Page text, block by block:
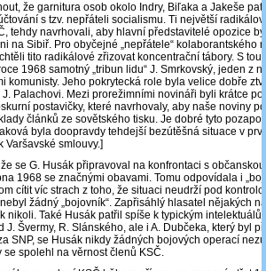
že garnitura osob okolo Indry, Biľaka a Jakeše
s tzv. nepřáteli socialismu. Ti největší
tehdy navrhovali, aby hlavní představitelé opozice
na Sibiř. Pro obyčejné „nepřátele“ kolaborantského
tito radikálové zřizovat koncentrační tábory. S
1968 samotný „tribun lidu“ J. Smrkovský, jeden z
komunisty. Jeho pokrytecká role byla velice dobře
Palachovi. Mezi prorežimními novináři byli krátce
postavičky, které navrhovaly, aby naše noviny
článků ze sovětského tisku. Je dobré tyto
byla doopravdy tehdejší bezútěšná situace v
Varšavské smlouvy.]
se G. Husák připravoval na konfrontaci s
1968 se značnými obavami. Tomu odpovídala i
cítit víc strach z toho, že situaci neudrží pod
žádný „bojovník“. Zapřisáhlý hlasatel nějakých
nikoli. Také Husák patřil spíše k typickým
J. Švermy, R. Slánského, ale i A. Dubčeka, který byl
SNP, se Husák nikdy žádných bojových operací
se spolehl na věrnost členů KSČ.